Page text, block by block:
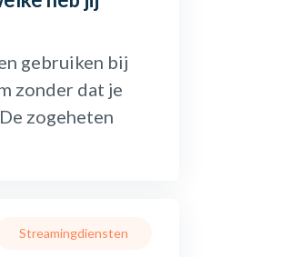
gebruiken bij
zonder dat je
zogeheten
Streamingdiensten